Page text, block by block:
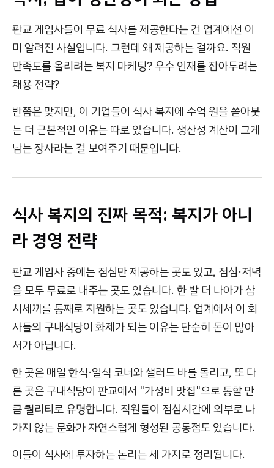
판교 게임사들이 무료 식사를 제공한다는 건 업계에선 이
미 알려진 사실입니다. 그런데 왜 제공하는 걸까요. 직원
만족도를 올리려는 복지 마케팅? 우수 인재를 잡아두려는
채용 전략?
반쯤은 맞지만, 이 기업들이 식사 복지에 수억 원을 쏟아붓
는 더 근본적인 이유는 따로 있습니다. 생산성 계산이 그게
남는 장사라는 걸 보여주기 때문입니다.
식사 복지의 진짜 목적: 복지가 아니
라 경영 전략
판교 게임사 중에는 점심만 제공하는 곳도 있고, 점심·저녁
을 모두 무료로 내주는 곳도 있습니다. 한 발 더 나아가 삼
시세끼를 통째로 지원하는 곳도 있습니다. 업계에서 이 회
사들의 구내식당이 화제가 되는 이유는 단순히 돈이 많아
서가 아닙니다.
한 곳은 매일 한식·일식 코너와 샐러드 바를 돌리고, 또 다
른 곳은 구내식당이 판교에서 "가성비 맛집"으로 통할 만
큼 퀄리티로 유명합니다. 직원들이 점심시간에 외부로 나
가지 않는 문화가 자연스럽게 형성된 공통점도 있습니다.
이들이 식사에 투자하는 논리는 세 가지로 정리됩니다.